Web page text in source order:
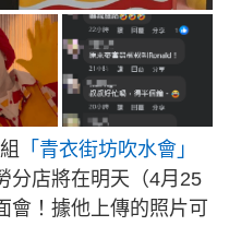
「青衣街坊吹水會」
分店將在明天（4月25
會！據他上傳的照片可